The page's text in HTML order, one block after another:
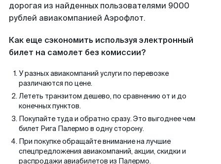
дорогая из найденных пользователями 9000
рублей авиакомпанией Аэрофлот.
Как еще сэкономить используя электронный
билет на самолет без комиссии?
У разных авиакомпаний услуги по перевозке
различаются по цене.
Лететь транзитом дешево, по сравнению от и до
конечных пунктов.
Покупайте туда и обратно сразу. Это выгоднее чем
билет Рига Палермо в одну сторону.
При покупке обращайте внимание на лучшие
спецпредложения авиакомпаний, акции, скидки и
распродажи авиабилетов из Палермо.